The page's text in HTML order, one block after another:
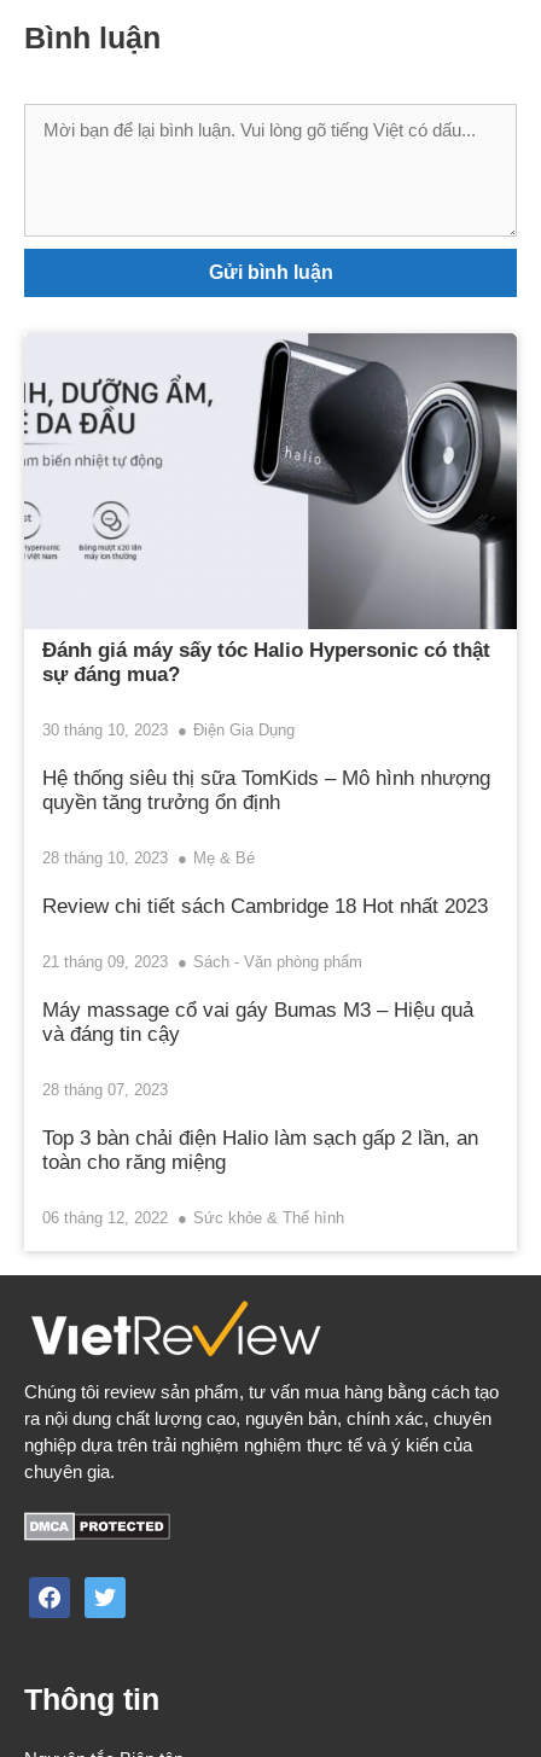
Bình luận
Bình
Đánh giá máy sấy tóc Halio Hypersonic có thật
sự đáng mua?
30 tháng 10, 2023 Điện Gia Dụng
Hệ thống siêu thị sữa TomKids – Mô hình nhượng
quyền tăng trưởng ổn định
28 tháng 10, 2023 Mẹ & Bé
Review chi tiết sách Cambridge 18 Hot nhất 2023
21 tháng 09, 2023 Sách - Văn phòng phẩm
Máy massage cổ vai gáy Bumas M3 – Hiệu quả
và đáng tin cậy
28 tháng 07, 2023
Top 3 bàn chải điện Halio làm sạch gấp 2 lần, an
toàn cho răng miệng
06 tháng 12, 2022 Sức khỏe & Thể hình
Chúng tôi review sản phẩm, tư vấn mua hàng bằng cách tạo
ra nội dung chất lượng cao, nguyên bản, chính xác, chuyên
nghiệp dựa trên trải nghiệm nghiệm thực tế và ý kiến của
chuyên gia.
facebooktwitter
Thông tin